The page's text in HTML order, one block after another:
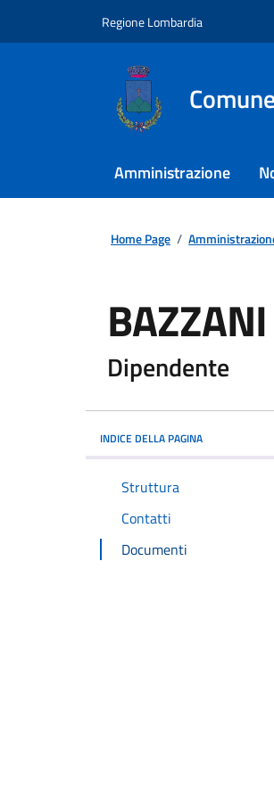
Regione Lombardia
Amministrazione
Home Page /
Dipendente
INDICE DELLA PAGINA
Struttura
Contatti
Documenti